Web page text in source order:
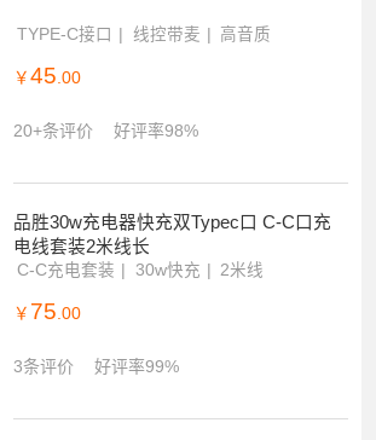
TYPE-C接口 线控带麦 高音质
￥ 45 .00
20+条评价 好评率98%
品胜30w充电器快充双Typec口 C-C口充
电线套装2米线长
C-C充电套装 30w快充 2米线
￥ 75.00
3条评价 好评率99%